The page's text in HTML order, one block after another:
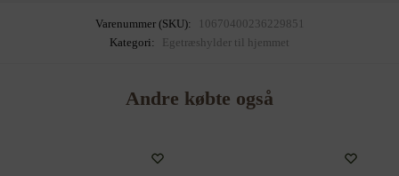
Varenummer (SKU):
10670400236229851
Kategori:
Egetræshylder til hjemmet
Andre købte også